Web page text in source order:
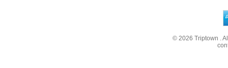
© 2026Triptown .